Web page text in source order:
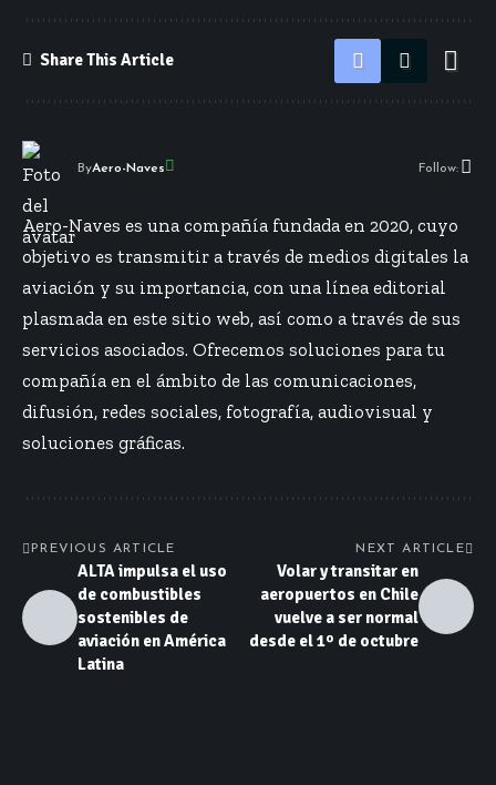
Share This Article
ByAero-Naves Follow:
Aero-Naves es una compañía fundada en 2020, cuyo
objetivo es transmitir a través de medios digitales la
aviación y su importancia, con una línea editorial
plasmada en este sitio web, así como a través de sus
servicios asociados. Ofrecemos soluciones para tu
compañía en el ámbito de las comunicaciones,
difusión, redes sociales, fotografía, audiovisual y
soluciones gráficas.
PREVIOUS ARTICLE
ALTA impulsa el uso
de combustibles
sostenibles de
aviación en América
Latina
NEXT ARTICLE
Volar y transitar en
aeropuertos en Chile
vuelve a ser normal
desde el 1º de octubre